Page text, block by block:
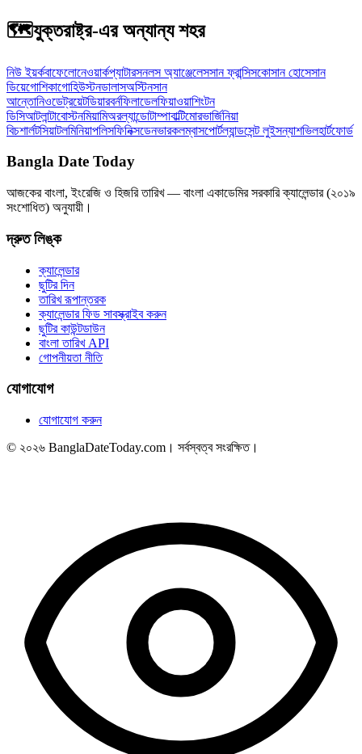
🗺️যুক্তরাষ্ট্র-এর অন্যান্য শহর
নিউ ইয়র্কবাফেলোনেওয়ার্কপ্যাটারসনলস অ্যাঞ্জেলেসসান ফ্রান্সিসকোসান হোসেসান
ডিয়েগোশিকাগোহিউস্টনডালাসঅস্টিনসান
আন্তোনিওডেট্রয়েটডিয়ারবর্নফিলাডেলফিয়াওয়াশিংটন
ডিসিআটলান্টাবোস্টনমিয়ামিঅরল্যান্ডোটাম্পাবাল্টিমোরভার্জিনিয়া
বিচশার্লটসিয়াটলমিনিয়াপলিসফিনিক্সডেনভারকলম্বাসপোর্টল্যান্ডসেন্ট লুইসন্যাশভিলহার্টফোর্ড
Bangla Date Today
আজকের বাংলা, ইংরেজি ও হিজরি তারিখ — বাংলা একাডেমির সরকারি ক্যালেন্ডার (২০১৯
সংশোধিত) অনুযায়ী।
দ্রুত লিঙ্ক
ক্যালেন্ডার
ছুটির দিন
তারিখ রূপান্তরক
ক্যালেন্ডার ফিড সাবস্ক্রাইব করুন
ছুটির কাউন্টডাউন
বাংলা তারিখ API
গোপনীয়তা নীতি
যোগাযোগ
যোগাযোগ করুন
© ২০২৬ BanglaDateToday.com। সর্বস্বত্ব সংরক্ষিত।